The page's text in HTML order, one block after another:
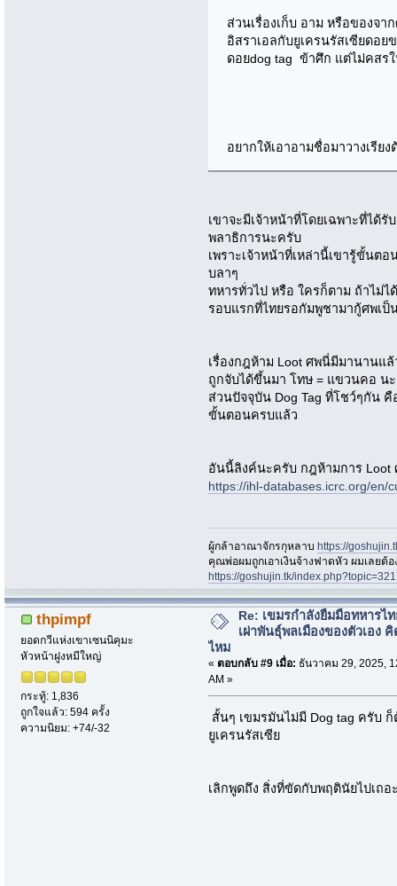
ส่วนเรื่องเก็บ อาม หรือของจ
อิสราเอลกับยูเครนรัสเซียดอ
ดอยdog tag ข้าศึก แต่ไม่คสร
อยากให้เอาอามชื่อมาวางเรีย
เขาจะมีเจ้าหน้าที่โดยเฉพาะที่ได้
พลาธิการนะครับ
เพราะเจ้าหน้าที่เหล่านี้เขารู้ขั้นต
บลาๆ
ทหารทั่วไป หรือ ใครก็ตาม ถ้าไม่
รอบแรกที่ไทยรอกัมพูชามากู้ศพเ
เรื่องกฎห้าม Loot ศพนี่มีมานานแ
ถูกจับได้ขึ้นมา โทษ = แขวนคอ น
ส่วนปัจจุบัน Dog Tag ที่โชว์ๆกัน
ขั้นตอนครบแล้ว
อันนี้ลิงค์นะครับ กฎห้ามการ Loot
https://ihl-databases.icrc.org/en/
ผู้กล้าอาณาจักรกุหลาบ https://
คุณพ่อผมถูกเอาเงินจ้างฟาดหัว ผมเลยต้
https://goshujin.tk/
thpimpf
ยอดกวีแห่งเขาเซนนิคุมะ
หัวหน้าฝูงหมีใหญ่
กระทู้: 1,836
ถูกใจแล้ว: 594 ครั้ง
ความนิยม: +74/-32
Re: เขมรกำลังยืมมือทหารไ
เผ่าพันธุ์พลเมืองของตัวเอง คิ
ไหม
« ตอบกลับ #9 เมื่อ: ธันวาคม 29, 2025,
AM »
สั้นๆ เขมรมันไม่มี Dog tag ครับ
ยูเครนรัสเซีย
เลิกพูดถึง สิ่งที่ขัดกับพฤตินัยไปเถอ